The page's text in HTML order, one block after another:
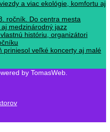
a viac ekológie, komfortu aj
ročník. Do centra mesta
medzinárodný jazz
históriu, organizátori
priniesol veľké koncerty aj malé
by TomasWeb.